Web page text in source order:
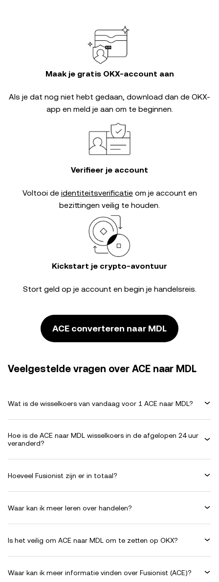
Maak je gratis OKX-account aan
Als je dat nog niet hebt gedaan, download dan de OKX-
app en meld je aan om te beginnen.
Verifieer je account
Voltooi de identiteitsverificatieom je account en
bezittingen veilig te houden.
Kickstart je crypto-avontuur
Stort geld op je account en begin je handelsreis.
ACE converteren naar MDL
Veelgestelde vragen over ACE naar MDL
Wat is de wisselkoers van vandaag voor 1 ACE naar MDL?
Hoe is de ACE naar MDL wisselkoers in de afgelopen 24 uur
veranderd?
Hoeveel Fusionist zijn er in totaal?
Waar kan ik meer leren over handelen?
Is het veilig om ACE naar MDL om te zetten op OKX?
Waar kan ik meer informatie vinden over Fusionist (ACE)?